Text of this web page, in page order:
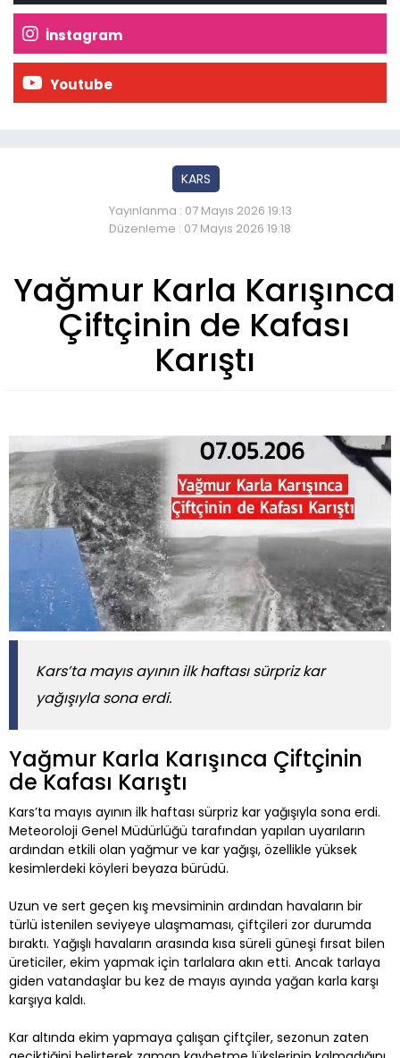
İnstagram
Youtube
KARS
Yayınlanma : 07 Mayıs 2026 19:13
Düzenleme : 07 Mayıs 2026 19:18
Yağmur Karla Karışınca
Çiftçinin de Kafası
Karıştı
Kars’ta mayıs ayının ilk haftası sürpriz kar
yağışıyla sona erdi.
Yağmur Karla Karışınca Çiftçinin
de Kafası Karıştı
Kars’ta mayıs ayının ilk haftası sürpriz kar yağışıyla sona erdi.
Meteoroloji Genel Müdürlüğü tarafından yapılan uyarıların
ardından etkili olan yağmur ve kar yağışı, özellikle yüksek
kesimlerdeki köyleri beyaza bürüdü.
Uzun ve sert geçen kış mevsiminin ardından havaların bir
türlü istenilen seviyeye ulaşmaması, çiftçileri zor durumda
bıraktı. Yağışlı havaların arasında kısa süreli güneşi fırsat bilen
üreticiler, ekim yapmak için tarlalara akın etti. Ancak tarlaya
giden vatandaşlar bu kez de mayıs ayında yağan karla karşı
karşıya kaldı.
Kar altında ekim yapmaya çalışan çiftçiler, sezonun zaten